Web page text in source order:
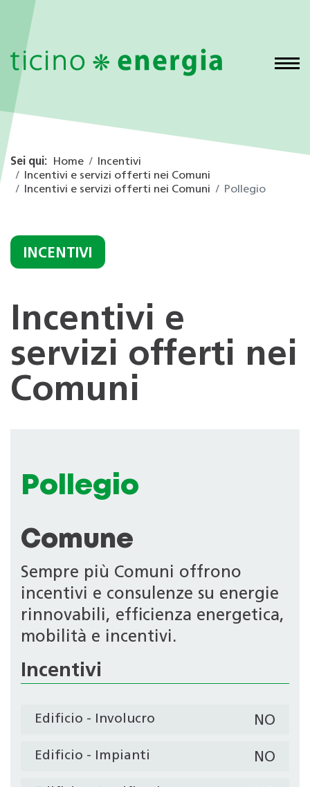
Sei qui: Home
Incentivi
Incentivi e servizi offerti nei Comuni
Incentivi e servizi offerti nei Comuni
Pollegio
INCENTIVI
Incentivi e
servizi offerti nei
Comuni
Pollegio
Comune
Sempre più Comuni offrono
incentivi e consulenze su energie
rinnovabili, efficienza energetica,
mobilità e incentivi.
Incentivi
Edificio - Involucro NO
Edificio - Impianti NO